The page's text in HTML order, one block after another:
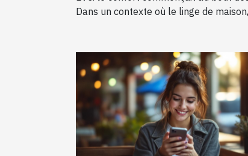
Dans un contexte où le linge de